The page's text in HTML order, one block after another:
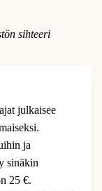
sihteeri
julkaisee
ja
sinäkin
25 €.